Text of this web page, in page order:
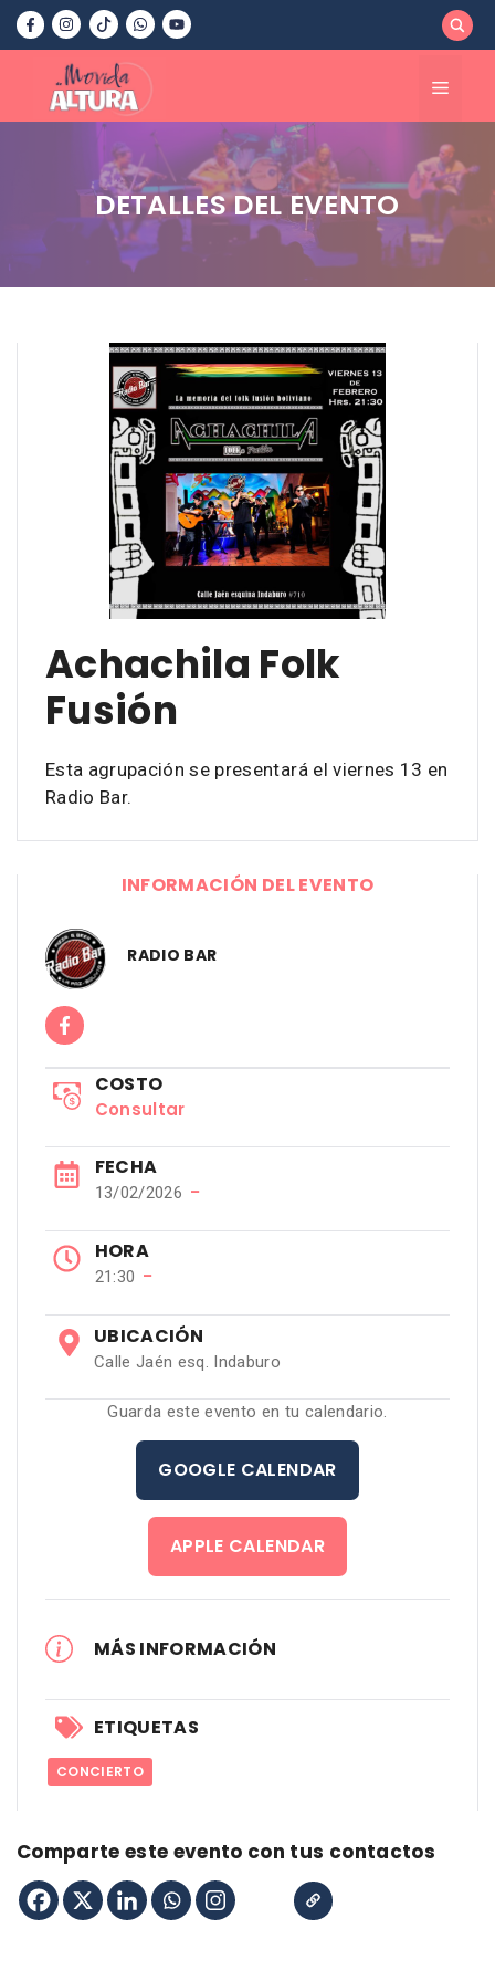
Saltar
contenido
Menú
DETALLES DEL EVENTO
Achachila Folk
Fusión
Esta agrupación se presentará el viernes 13 en
Radio Bar.
INFORMACIÓN DEL EVENTO
RADIO BAR
COSTO
Consultar
FECHA
13/02/2026 −
HORA
21:30 −
UBICACIÓN
Calle Jaén esq. Indaburo
Guarda este evento en tu calendario.
GOOGLE CALENDAR
APPLE CALENDAR
MÁS INFORMACIÓN
ETIQUETAS
CONCIERTO
Comparte este evento con tus contactos